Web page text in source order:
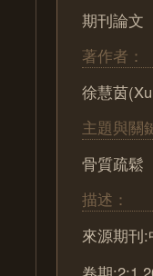
期刊論文
著作者：
徐慧茵
主題與關
骨質疏
描述：
來源期刊